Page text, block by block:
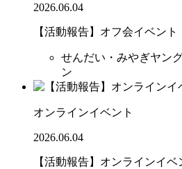
2026.06.04
【活動報告】オフ会イベン
せんだい・みやぎヤン
ン
オンラインイベント
2026.06.04
【活動報告】オンラインイベ